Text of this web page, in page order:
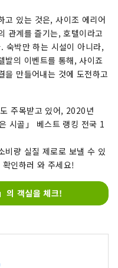
고 있는 것은, 사이조 에리어
관계를 즐기는, 호텔이라고
숙박만 하는 시설이 아니라,
발의 이벤트를 통해, 사이죠
을 만들어내는 것에 도전하고
주목받고 있어, 2020년
시골」 베스트 랭킹 전국 1
비량 실질 제로로 보낼 수 있
인하러 와 주세요!
의 객실을 체크!